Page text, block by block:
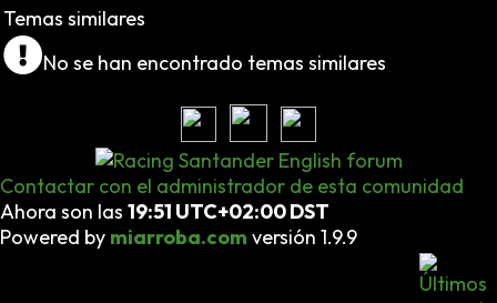
Temas similares
No se han encontrado temas similares
Contactar con el administrador de esta comunidad
Ahora son las 19:51 UTC+02:00 DST
Powered by miarroba.com versión 1.9.9